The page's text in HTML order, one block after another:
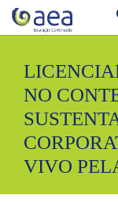
NO
VIVO